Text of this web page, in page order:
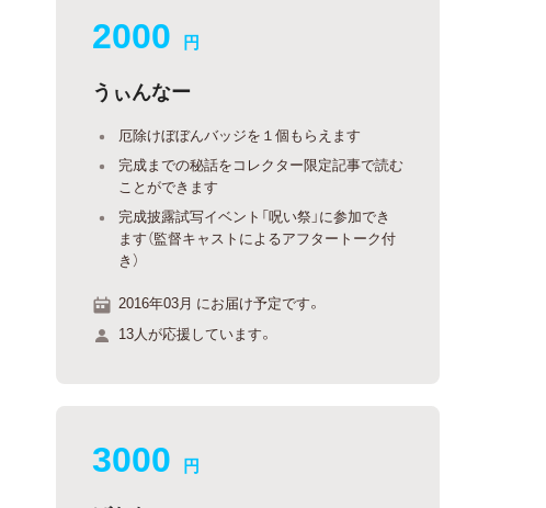
2000 円
うぃんなー
厄除けぼぼんバッジを１個もらえます
完成までの秘話をコレクター限定記事で読む
ことができます
完成披露試写イベント「呪い祭」に参加でき
ます（監督キャストによるアフタートーク付
き）
2016年03月 にお届け予定です。
13人が応援しています。
3000 円